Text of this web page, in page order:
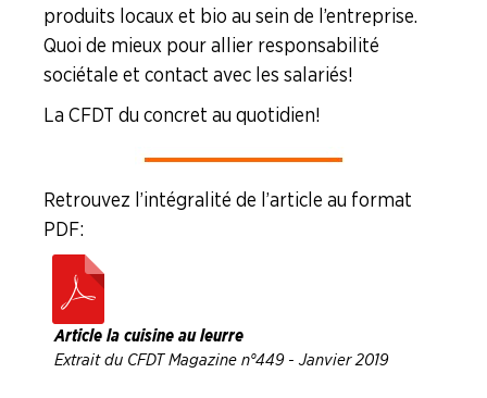
produits locaux et bio au sein de l’entreprise.
Quoi de mieux pour allier responsabilité
sociétale et contact avec les salariés !
La CFDT du concret au quotidien !
Retrouvez l’intégralité de l’article au format
PDF :
Article la cuisine au leurre
Extrait du CFDT Magazine n°449 - Janvier 2019